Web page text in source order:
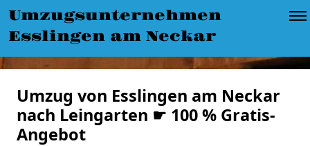
Umzugsunternehmen
Esslingen am Neckar
Umzug von Esslingen am Neckar
nach Leingarten ☛ 100 % Gratis-
Angebot